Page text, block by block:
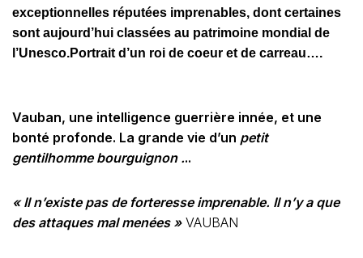
exceptionnelles réputées imprenables, dont certaines
sont aujourd’hui classées au patrimoine mondial de
l’Unesco.Portrait d’un roi de coeur et de carreau….
Vauban, une intelligence guerrière innée, et une
bonté profonde. La grande vie d’un petit
gentilhomme bourguignon ...
« Il n’existe pas de forteresse imprenable. Il n’y a que
des attaques mal menées »VAUBAN